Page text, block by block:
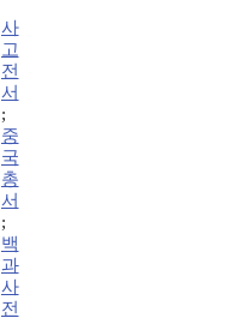
사
고
전
서
;
중
국
총
서
;
백
과
사
전